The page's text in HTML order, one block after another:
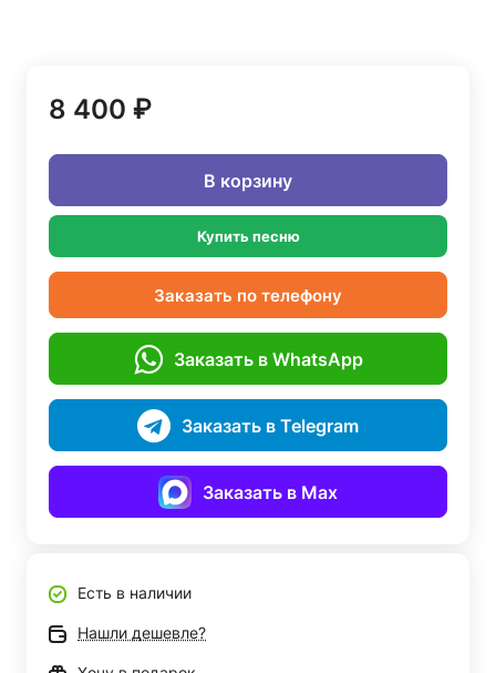
8 400 ₽
В корзину
Купить песню
Заказать по телефону
Заказать в WhatsApp
Заказать в Telegram
Заказать в Max
Есть в наличии
Нашли дешевле?